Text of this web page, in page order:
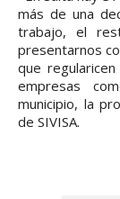
más de una
trabajo, el
presentarnos
que
empresas
municipio, la
de SIVISA.